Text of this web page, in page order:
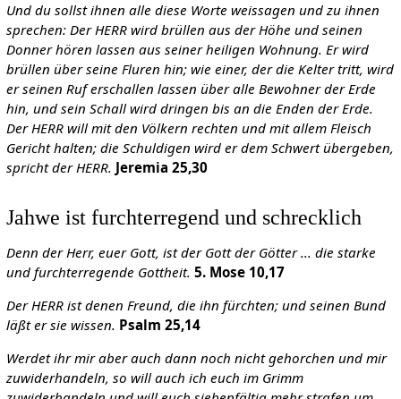
Und du sollst ihnen alle diese Worte weissagen und zu ihnen
sprechen: Der HERR wird brüllen aus der Höhe und seinen
Donner hören lassen aus seiner heiligen Wohnung. Er wird
brüllen über seine Fluren hin; wie einer, der die Kelter tritt, wird
er seinen Ruf erschallen lassen über alle Bewohner der Erde
hin, und sein Schall wird dringen bis an die Enden der Erde.
Der HERR will mit den Völkern rechten und mit allem Fleisch
Gericht halten; die Schuldigen wird er dem Schwert übergeben,
spricht der HERR. Jeremia 25,30
Jahwe ist furchterregend und schrecklich
Denn der Herr, euer Gott, ist der Gott der Götter ... die starke
und furchterregende Gottheit. 5. Mose 10,17
Der HERR ist denen Freund, die ihn fürchten; und seinen Bund
läßt er sie wissen. Psalm 25,14
Werdet ihr mir aber auch dann noch nicht gehorchen und mir
zuwiderhandeln, so will auch ich euch im Grimm